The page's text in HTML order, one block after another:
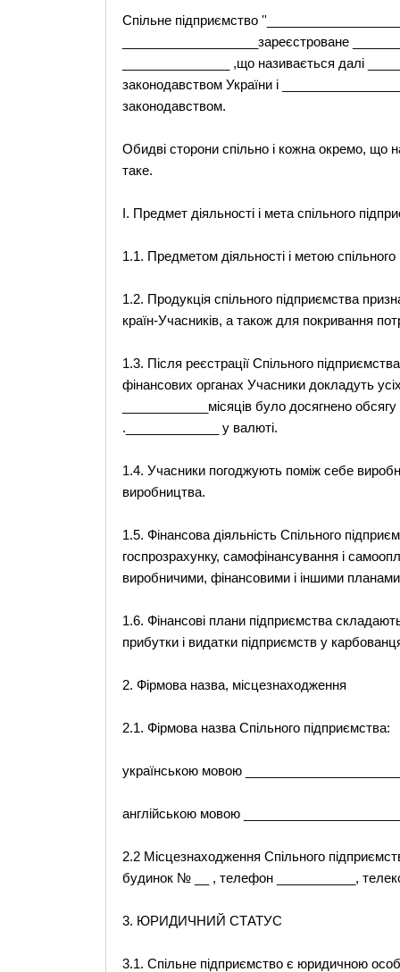
Спільне підприємство
___________________зареєстроване
_______________ ,що називається далі
законодавством України і
законодавством.
Обидві сторони спільно і кожна окремо,
таке.
І. Предмет діяльності і мета спільного
1.1. Предметом діяльності і метою
1.2. Продукція спільного підприємства
країн-Учасників, а також для покривання
1.3. Після реєстрації Спільного
фінансових органах Учасники докладуть
____________місяців було досягнено
._____________ у валюті.
1.4. Учасники погоджують поміж себе
виробництва.
1.5. Фінансова діяльність Спільного
госпрозрахунку, самофінансування і
виробничими, фінансовими і іншими
1.6. Фінансові плани підприємства
прибутки і видатки підприємств у
2. Фірмова назва, місцезнаходження
2.1. Фірмова назва Спільного підприємства:
українською мовою
англійською мовою
2.2 Місцезнаходження Спільного
будинок № __ , телефон ___________,
3. ЮРИДИЧНИЙ СТАТУС
3.1. Спільне підприємство є юридичною